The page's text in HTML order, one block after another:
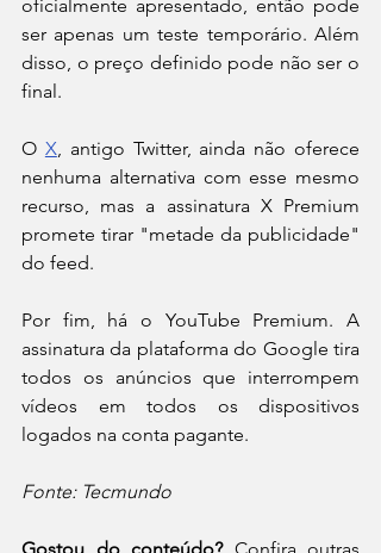
oficialmente apresentado, então pode
ser apenas um teste temporário. Além
disso, o preço definido pode não ser o
final.
O X, antigo Twitter, ainda não oferece
nenhuma alternativa com esse mesmo
recurso, mas a assinatura X Premium
promete tirar "metade da publicidade"
do feed.
Por fim, há o YouTube Premium. A
assinatura da plataforma do Google tira
todos os anúncios que interrompem
vídeos em todos os dispositivos
logados na conta pagante.
Fonte: Tecmundo